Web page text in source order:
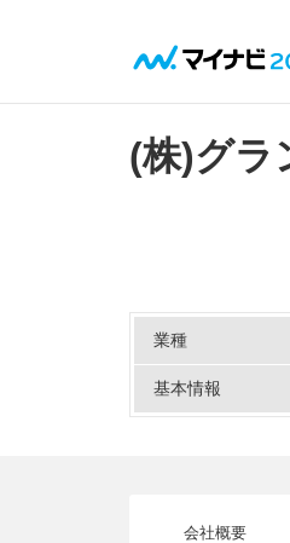
(株)グラ
業種
基本情報
会社概要